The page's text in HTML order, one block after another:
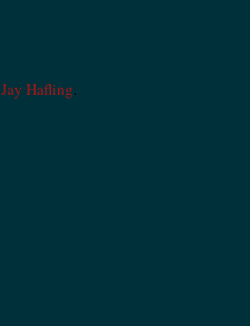
Jay Hafling.